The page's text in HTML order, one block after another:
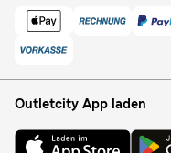
Outletcity App laden